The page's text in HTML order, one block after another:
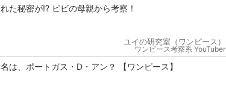
た秘密が⁉︎ ビビの母親から考察！
ユイの研究室（ワンピース）
ワンピース考察系 YouTuber
は、ポートガス・D・アン？ 【ワンピース】